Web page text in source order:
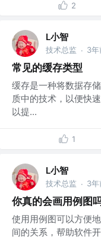
2
L小智
技术总监 · 3年
常见的缓存类型
缓存是一种将数据存
质中的技术，以便快
以提...
1
L小智
技术总监 · 3年
你真的会画用例图
使用用例图可以方便
间的关系，帮助软件